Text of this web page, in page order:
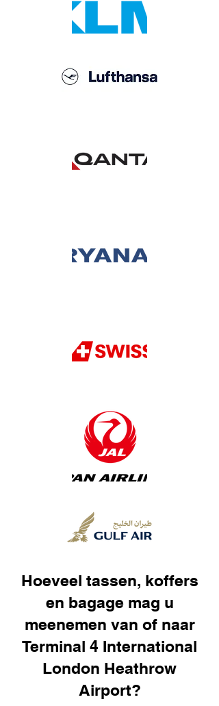
Hoeveel tassen, koffers
en bagage mag u
meenemen van of naar
Terminal 4 International
London Heathrow
Airport?